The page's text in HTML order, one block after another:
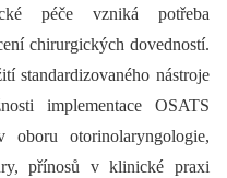
péče vzniká potřeba
chirurgických dovedností.
standardizovaného nástroje
implementace OSATS
otorinolaryngologie,
přínosů v klinické praxi